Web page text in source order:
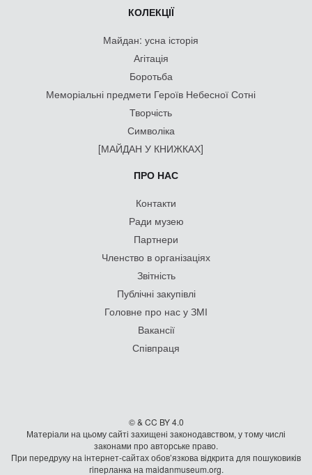
КОЛЕКЦІЇ
Майдан: усна історія
Агітація
Боротьба
Меморіальні предмети Героїв Небесної Сотні
Творчість
Символіка
[МАЙДАН У КНИЖКАХ]
ПРО НАС
Контакти
Ради музею
Партнери
Членство в організаціях
Звітність
Публічні закупівлі
Головне про нас у ЗМІ
Вакансії
Співпраця
© & CC BY 4.0
Матеріали на цьому сайті захищені законодавством, у тому числі
законами про авторське право.
При передруку на iнтернет-сайтах обов’язкова відкрита для пошуковиків
гiперланка на maidanmuseum.org.